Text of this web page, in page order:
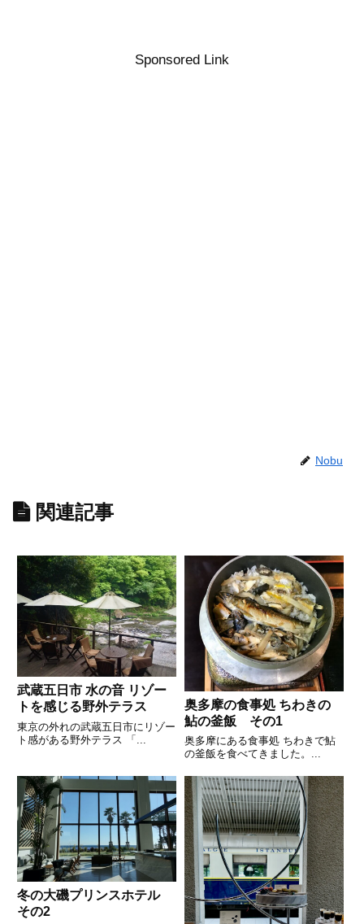
Sponsored Link
Nobu
関連記事
武蔵五日市 水の音 リゾー
トを感じる野外テラス
東京の外れの武蔵五日市にリゾー
ト感がある野外テラス 「...
奥多摩の食事処 ちわきの
鮎の釜飯 その1
奥多摩にある食事処 ちわきで鮎
の釜飯を食べてきました。...
冬の大磯プリンスホテル
その2